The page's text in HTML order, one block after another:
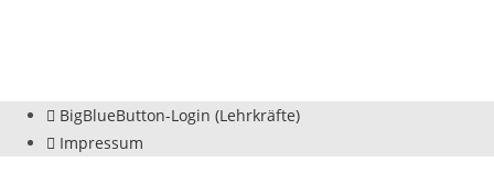
BigBlueButton-Login (Lehrkräfte)
Impressum